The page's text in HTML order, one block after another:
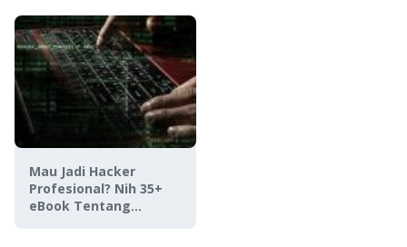
Mau Jadi Hacker
Profesional? Nih 35+
eBook Tentang